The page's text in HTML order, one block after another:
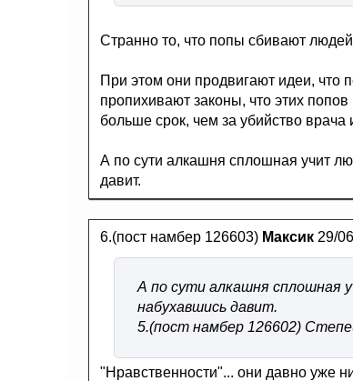
Странно то, что попы сбивают людей
При этом они продвигают идеи,
пропихивают законы, что этих
больше срок, чем за убийство врача
А по сути алкашня сплошная учит
давит.
6.(пост намбер 126603) Максик 29/
А по сути алкашня сплошная
набухавшись давит.
5.(пост намбер 126602)
"Нравственности"... они давно уже